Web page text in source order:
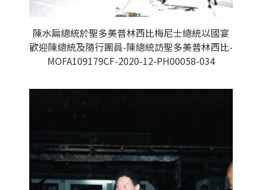
陳水扁總統於聖多美普林西比梅尼士總統以國宴
歡迎陳總統及隨行團員-陳總統訪聖多美普林西比-
MOFA109179CF-2020-12-PH00058-034